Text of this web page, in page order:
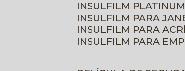
INSULFILM PLATINUM
INSULFILM PARA
INSULFILM PARA
INSULFILM PARA